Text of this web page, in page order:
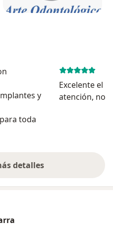
y
toda
Excelente el
atención, no
detalles
sobre la experiencia